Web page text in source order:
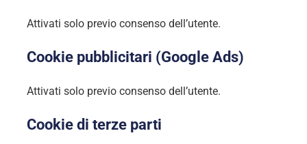
Attivati solo previo consenso dell’utente.
Cookie pubblicitari (Google Ads)
Attivati solo previo consenso dell’utente.
Cookie di terze parti